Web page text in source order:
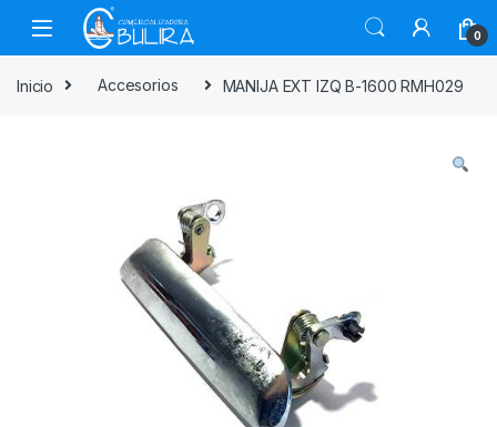
0
Inicio Accesorios MANIJA EXT IZQ B-1600 RMH029